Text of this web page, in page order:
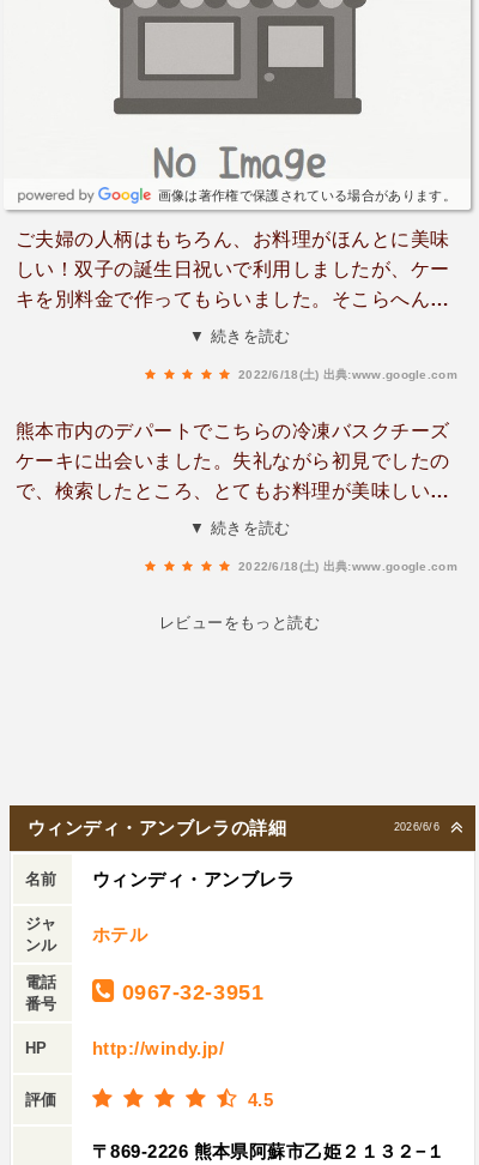
画像は著作権で保護されている場合があります。
ご夫婦の人柄はもちろん、お料理がほんとに美味
しい！双子の誕生日祝いで利用しましたが、ケー
キを別料金で作ってもらいました。そこらへんの
ケーキ屋さんより全然美味しかったです！また行
▼ 続きを読む
2022/6/18(土) 出典:www.google.com
熊本市内のデパートでこちらの冷凍バスクチーズ
ケーキに出会いました。失礼ながら初見でしたの
で、検索したところ、とてもお料理が美味しいペ
ンションと口コミで評判だったので即購入。自宅
り寄せも出来るとのことで、デザートだけでな
▼ 続きを読む
2022/6/18(土) 出典:www.google.com
レビューをもっと読む
2026/6/6
ウィンディ・アンブレラの詳細
名前 ウィンディ・アンブレラ
ジャ
ンル
ホテル
電話
番号
0967-32-3951
HP http://windy.jp/
評価 4.5
〒869-2226 熊本県阿蘇市乙姫２１３２−１